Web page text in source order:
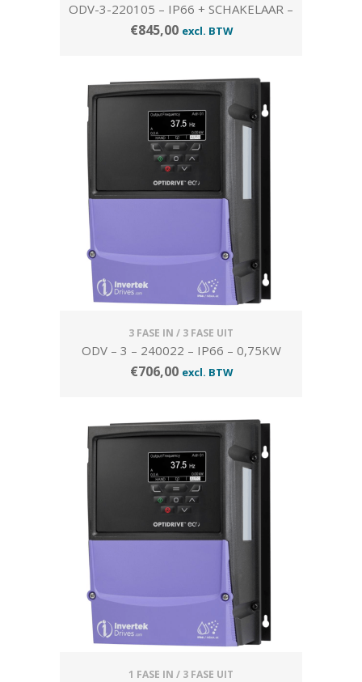
ODV-3-220105 – IP66 + SCHAKELAAR –
2,2KW
€845,00 excl. BTW
3 FASE IN / 3 FASE UIT
ODV – 3 – 240022 – IP66 – 0,75KW
€706,00 excl. BTW
1 FASE IN / 3 FASE UIT